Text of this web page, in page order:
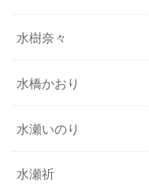
水樹奈々
水橋かおり
水瀬いのり
水瀬祈